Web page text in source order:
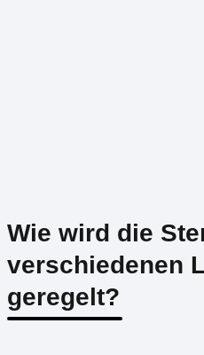
Wie wird die
verschiedenen
geregelt?